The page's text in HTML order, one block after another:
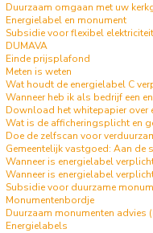
Duurzaam omgaan met uw
Energielabel en monument
Subsidie voor flexibel
DUMAVA
Einde prijsplafond
Meten is weten
Wat houdt de energielabel C
Wanneer heb ik als bedrijf een
Download het whitepapier over
Wat is de afficheringsplicht en
Doe de zelfscan voor
Gemeentelijk vastgoed: Aan de
Wanneer is energielabel
Wanneer is energielabel
Subsidie voor duurzame
Monumentenbordje
Duurzaam monumenten advies
Energielabels